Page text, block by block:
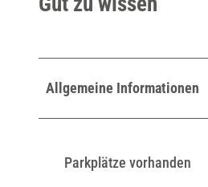
Allgemeine Informationen
Parkplätze vorhanden